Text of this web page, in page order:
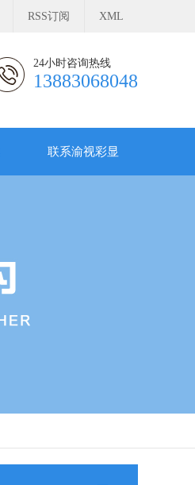
RSS订阅 XML
24小时咨询热线
13883068048
联系渝视彩显